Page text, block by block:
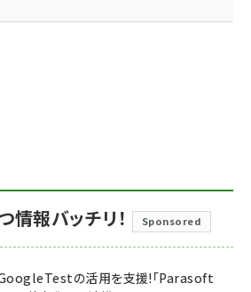
報バッチリ！ Sponsored
の活用を支援!「Parasoft